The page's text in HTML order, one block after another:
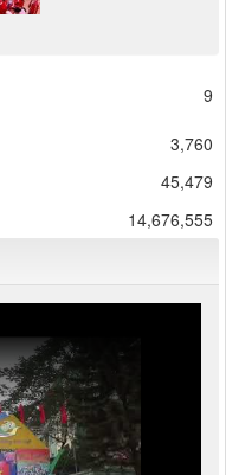
9
3,760
45,479
14,676,555